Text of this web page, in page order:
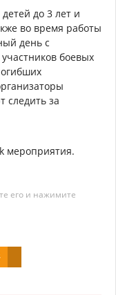
до 3 лет и
во время работы
день с
боевых
следить за
мероприятия.
его и нажимите